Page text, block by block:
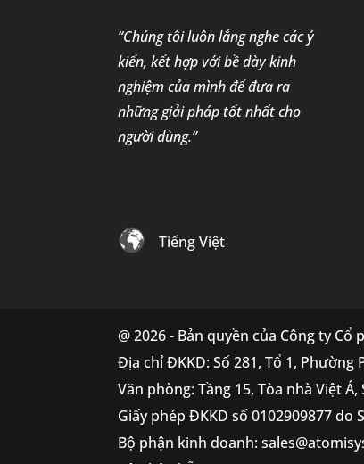
“Chúng tôi luôn lắng nghe các ý
kiến, kết hợp với bề dày kinh
nghiệm của mình để đưa ra
những giải pháp tốt nhất cho
người dùng.”
Tiếng Việt
@ 2026 - Bản quyền của Công ty Cổ
Địa chỉ ĐKKD: Số 281, Tổ 1, Phường
Văn phòng: Tầng 15, Tòa nhà Việt
Giấy phép ĐKKD số 0102909877
Bộ phận kinh doanh: